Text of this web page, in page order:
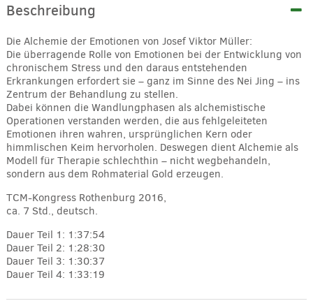
Beschreibung
Die Alchemie der Emotionen von Josef Viktor Müller:
Die überragende Rolle von Emotionen bei der Entwicklung von
chronischem Stress und den daraus entstehenden
Erkrankungen erfordert sie – ganz im Sinne des Nei Jing – ins
Zentrum der Behandlung zu stellen.
Dabei können die Wandlungphasen als alchemistische
Operationen verstanden werden, die aus fehlgeleiteten
Emotionen ihren wahren, ursprünglichen Kern oder
himmlischen Keim hervorholen. Deswegen dient Alchemie als
Modell für Therapie schlechthin – nicht wegbehandeln,
sondern aus dem Rohmaterial Gold erzeugen.
TCM-Kongress Rothenburg 2016,
ca. 7 Std., deutsch.
Dauer Teil 1: 1:37:54
Dauer Teil 2: 1:28:30
Dauer Teil 3: 1:30:37
Dauer Teil 4: 1:33:19